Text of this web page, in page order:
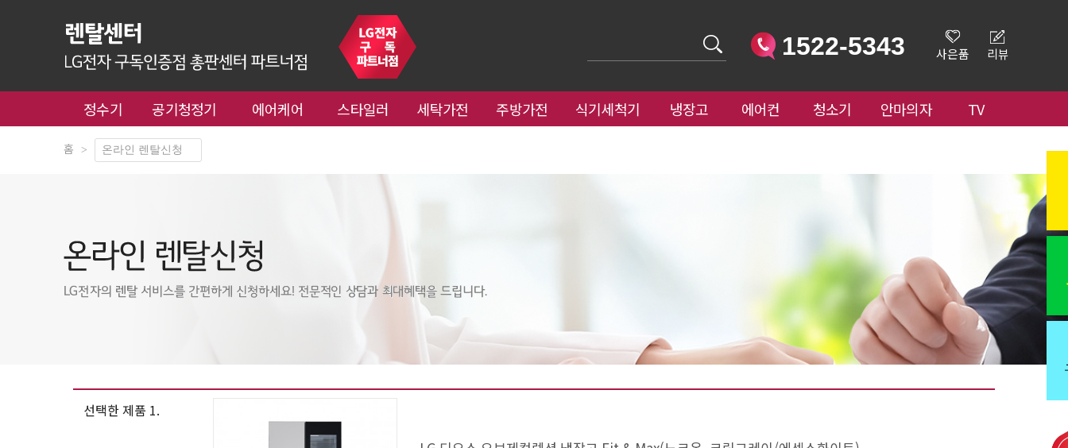
사은품 리뷰
1522-5343
정수기 공기청정기 에어케어 스타일러 세탁가전 주방가전 식기세척기 냉장고 에어컨 청소기 안마의자 TV
홈 >
선택한 제품 1.